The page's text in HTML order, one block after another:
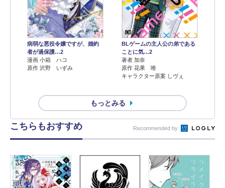
病弱な悪役令嬢ですが、婚約
者が過保護…2
漫画 小箱 ハコ
原作 沢野 いずみ
BLゲームの主人公の弟である
ことに気…2
著者 加奈
原作 花果 唯
キャラクター原案 しヴぇ
もっとみる
こちらもおすすめ Recommended by